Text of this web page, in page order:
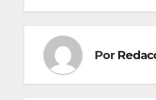
entradas
Por